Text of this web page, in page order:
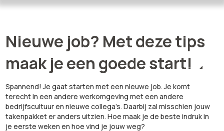
Nieuwe job? Met deze tips
maak je een goede start!
Spannend! Je gaat starten met een nieuwe job. Je komt
terecht in een andere werkomgeving met een andere
bedrijfscultuur en nieuwe collega’s. Daarbij zal misschien jouw
takenpakket er anders uitzien. Hoe maak je de beste indruk in
je eerste weken en hoe vind je jouw weg?